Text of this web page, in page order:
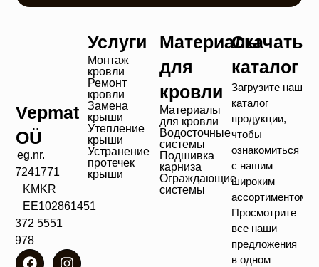
Vepmat
OÜ
Reg.nr.
17241771
KMKR
EE102861451
+372 5551
4978
Услуги
Монтаж
кровли
Ремонт
кровли
Замена
крыши
Утепление
крыши
Устранение
протечек
крыши
Материалы
для
кровли
Материалы
для кровли
Водосточные
системы
Подшивка
карниза
Ограждающие
системы
Скачать
каталог
Загрузите наш
каталог
продукции,
чтобы
ознакомиться
с нашим
широким
ассортиментом!
Просмотрите
все наши
предложения
в одном